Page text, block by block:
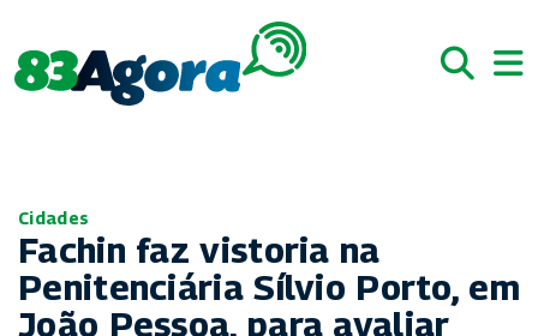
Cidades
Fachin faz vistoria na
Penitenciária Sílvio Porto, em
João Pessoa, para avaliar